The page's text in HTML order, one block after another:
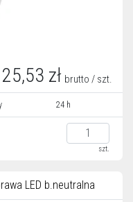
25,53 zł brutto / szt.
24 h
szt.
LED b.neutralna